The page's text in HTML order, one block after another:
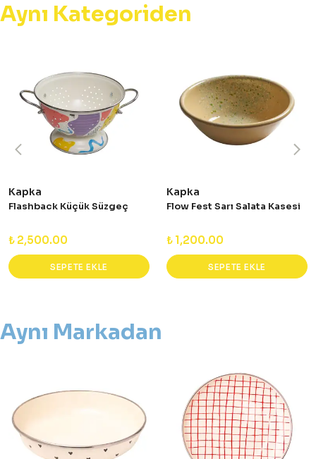
Aynı Kategoriden
Kapka
Flashback Küçük Süzgeç
₺ 2,500.00
SEPETE EKLE
Kapka
Flow Fest Sarı Salata Kasesi
₺ 1,200.00
SEPETE EKLE
Aynı Markadan